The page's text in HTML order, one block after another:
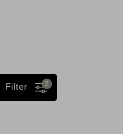
2
Filter